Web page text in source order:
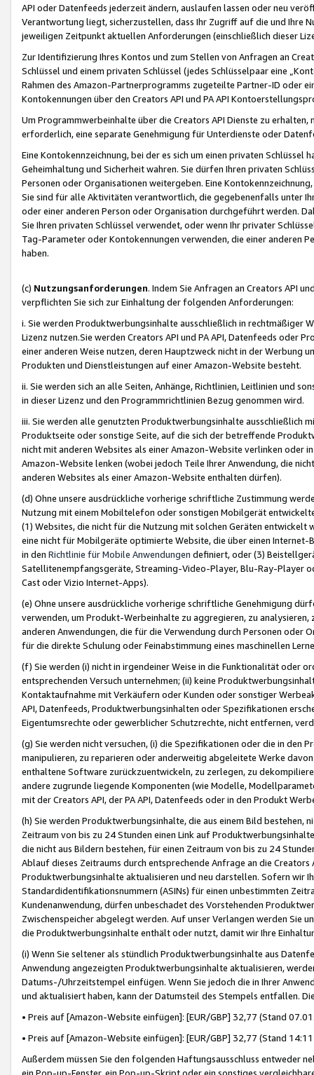
API oder Datenfeeds jederzeit ändern, auslaufen lassen oder neu
Verantwortung liegt, sicherzustellen, dass Ihr Zugriff auf die und Ihre
jeweiligen Zeitpunkt aktuellen Anforderungen (einschließlich dieser
Zur Identifizierung Ihres Kontos und zum Stellen von Anfragen an
Schlüssel und einem privaten Schlüssel (jedes Schlüsselpaar eine
Rahmen des Amazon-Partnerprogramms zugeteilte Partner-ID oder
Kontokennungen über den Creators API und PA API
Um Programmwerbeinhalte über die Creators API Dienste zu
erforderlich, eine separate Genehmigung für Unterdienste oder
Eine Kontokennzeichnung, bei der es sich um einen privaten
Geheimhaltung und Sicherheit wahren. Sie dürfen Ihren privaten
Personen oder Organisationen weitergeben. Eine
Sie sind für alle Aktivitäten verantwortlich, die gegebenenfalls unter
oder einer anderen Person oder Organisation durchgeführt werden.
Sie Ihren privaten Schlüssel verwendet, oder wenn Ihr privater
Tag-Parameter oder Kontokennungen verwenden, die einer anderen
haben.
(c) Nutzungsanforderungen. Indem Sie Anfragen an Creators API
verpflichten Sie sich zur Einhaltung der folgenden Anforderungen:
i. Sie werden Produktwerbungsinhalte ausschließlich in rechtmäßiger
Lizenz nutzen.Sie werden Creators API und PA API, Datenfeeds oder
einer anderen Weise nutzen, deren Hauptzweck nicht in der Werbung
Produkten und Dienstleistungen auf einer Amazon-Website besteht.
ii. Sie werden sich an alle Seiten, Anhänge, Richtlinien, Leitlinien und
in dieser Lizenz und den Programmrichtlinien Bezug genommen wird.
iii. Sie werden alle genutzten Produktwerbungsinhalte ausschließlich
Produktseite oder sonstige Seite, auf die sich der betreffende
nicht mit anderen Websites als einer Amazon-Website verlinken oder
Amazon-Website lenken (wobei jedoch Teile Ihrer Anwendung, die
anderen Websites als einer Amazon-Website enthalten dürfen).
(d) Ohne unsere ausdrückliche vorherige schriftliche Zustimmung
Nutzung mit einem Mobiltelefon oder sonstigen Mobilgerät
(1) Websites, die nicht für die Nutzung mit solchen Geräten
eine nicht für Mobilgeräte optimierte Website, die über einen
in den Richtlinie für Mobile Anwendungen definiert, oder (3)
Satellitenempfangsgeräte, Streaming-Video-Player, Blu-Ray-Player
Cast oder Vizio Internet-Apps).
(e) Ohne unsere ausdrückliche vorherige schriftliche Genehmigung
verwenden, um Produkt-Werbeinhalte zu aggregieren, zu
anderen Anwendungen, die für die Verwendung durch Personen
für die direkte Schulung oder Feinabstimmung eines maschinellen
(f) Sie werden (i) nicht in irgendeiner Weise in die Funktionalität oder
entsprechenden Versuch unternehmen; (ii) keine
Kontaktaufnahme mit Verkäufern oder Kunden oder sonstiger
API, Datenfeeds, Produktwerbungsinhalten oder Spezifikationen
Eigentumsrechte oder gewerblicher Schutzrechte, nicht entfernen,
(g) Sie werden nicht versuchen, (i) die Spezifikationen oder die in
manipulieren, zu reparieren oder anderweitig abgeleitete Werke
enthaltene Software zurückzuentwickeln, zu zerlegen, zu
andere zugrunde liegende Komponenten (wie Modelle,
mit der Creators API, der PA API, Datenfeeds oder in den Produkt
(h) Sie werden Produktwerbungsinhalte, die aus einem Bild bestehen,
Zeitraum von bis zu 24 Stunden einen Link auf
die nicht aus Bildern bestehen, für einen Zeitraum von bis zu 24
Ablauf dieses Zeitraums durch entsprechende Anfrage an die
Produktwerbungsinhalte aktualisieren und neu darstellen. Sofern wir
Standardidentifikationsnummern (ASINs) für einen unbestimmten
Kundenanwendung, dürfen unbeschadet des Vorstehenden
Zwischenspeicher abgelegt werden. Auf unser Verlangen werden Sie
die Produktwerbungsinhalte enthält oder nutzt, damit wir Ihre
(i) Wenn Sie seltener als stündlich Produktwerbungsinhalte aus
Anwendung angezeigten Produktwerbungsinhalte aktualisieren,
Datums-/Uhrzeitstempel einfügen. Wenn Sie jedoch die in Ihrer
und aktualisiert haben, kann der Datumsteil des Stempels entfallen.
• Preis auf [Amazon-Website einfügen]: [EUR/GBP] 32,77 (Stand
• Preis auf [Amazon-Website einfügen]: [EUR/GBP] 32,77 (Stand
Außerdem müssen Sie den folgenden Haftungsausschluss entweder
ein Pop-up-Fenster, ein Pop-up-Skript oder ein sonstiges